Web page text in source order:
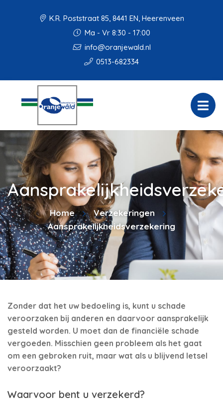
K.R. Poststraat 85, 8441 EN, Heerenveen
Ma - Vr 8:30 - 17:00
info@oranjewald.nl
0513-682334
Home
Verzekeringen
Aansprakelijkheidsverzekering
Zonder dat het uw bedoeling is, kunt u schade
veroorzaken bij anderen en daarvoor aansprakelijk
gesteld worden. U moet dan de financiële schade
vergoeden. Misschien geen probleem als het gaat
om een gebroken ruit, maar wat als u blijvend letsel
veroorzaakt?
Waarvoor bent u verzekerd?